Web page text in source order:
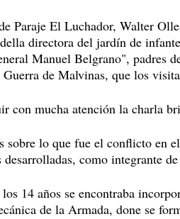
Paraje El Luchador, Walter
directora del jardín de
Manuel Belgrano", padres
de Malvinas, que los
con mucha atención la charla
sobre lo que fue el conflicto en
como integrante
14 años se encontraba
de la Armada, done se